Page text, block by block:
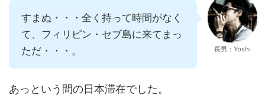
すまぬ・・・全く持って時間がなく
て、フィリピン・セブ島に来てまっ
ただ・・・。
長男：Yoshi
あっという間の日本滞在でした。